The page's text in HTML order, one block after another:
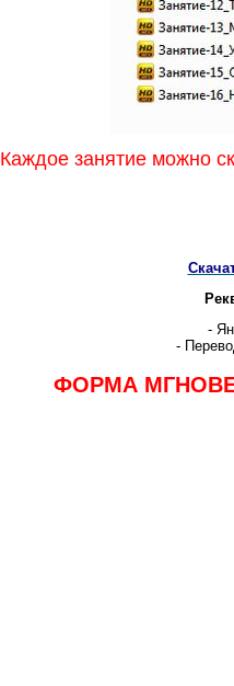
Каждое занятие можно
-
-
ФОРМА